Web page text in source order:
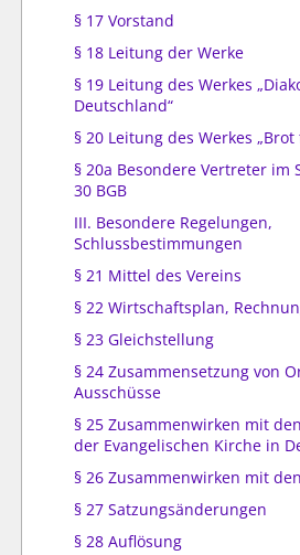
§ 17 Vorstand
§ 18 Leitung der Werke
§ 19 Leitung des Werkes
Deutschland“
§ 20 Leitung des Werkes
§ 20a Besondere Vertreter im
30 BGB
III. Besondere Regelungen,
Schlussbestimmungen
§ 21 Mittel des Vereins
§ 22 Wirtschaftsplan,
§ 23 Gleichstellung
§ 24 Zusammensetzung von
Ausschüsse
§ 25 Zusammenwirken mit
der Evangelischen Kirche in
§ 26 Zusammenwirken mit
§ 27 Satzungsänderungen
§ 28 Auflösung